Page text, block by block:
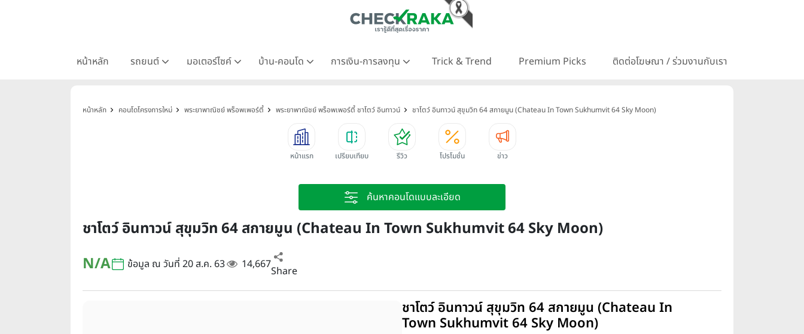
หน้าหลัก รถยนต์ มอเตอร์ไซค์ บ้าน-คอนโด การเงิน-การลงทุน Trick & Trend Premium Picks ติดต่อโฆษณา / ร่วมงานกับเรา
หน้าหลัก คอนโดโครงการใหม่ พระยาพาณิชย์ พร็อพเพอร์ตี้ พระยาพาณิชย์ พร็อพเพอร์ตี้ ชาโตว์ อินทาวน์ ชาโตว์ อินทาวน์ สุขุมวิท 64 สกายมูน (Chateau In Town Sukhumvit 64 Sky Moon)
หน้าแรก เปรียบเทียบ รีวิว โปรโมชั่น ข่าว
ค้นหาคอนโดแบบละเอียด
ชาโตว์ อินทาวน์ สุขุมวิท 64 สกายมูน (Chateau In Town Sukhumvit 64 Sky Moon)
N/A
ข้อมูล ณ วันที่ 20 ส.ค. 63 14,667Share
ชาโตว์ อินทาวน์ สุขุมวิท 64 สกายมูน (Chateau In
Town Sukhumvit 64 Sky Moon)